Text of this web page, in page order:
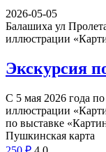
2026-05-05
Балашиха ул
иллюстрации
Экскурсия
С 5 мая 2026 года
иллюстрации
по выставке
Пушкинская карта